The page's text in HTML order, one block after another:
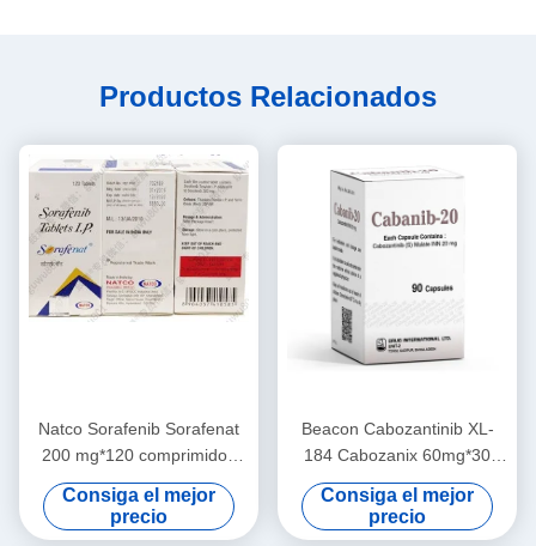
Productos Relacionados
Natco Sorafenib Sorafenat
200 mg*120 comprimidos
Carcinoma hepatocelular,
carcinoma de células
renales, cáncer de tiroides,
Consiga el mejor
precio
Beacon Cabozantinib XL-
184 Cabozanix 60mg*30
comprimidos Cáncer de
riñón, cáncer de tiroides,
cáncer de hígado, sarcoma
Consiga el mejor
precio